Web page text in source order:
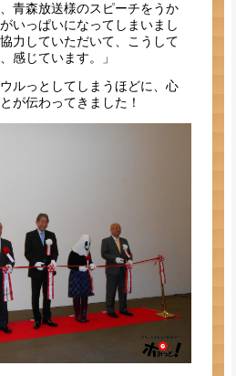
青森放送様のスピーチをうか
いっぱいになってしまいまし
力していただいて、こうして
感じています。」
ルっとしてしまうほどに、心
が伝わってきました！